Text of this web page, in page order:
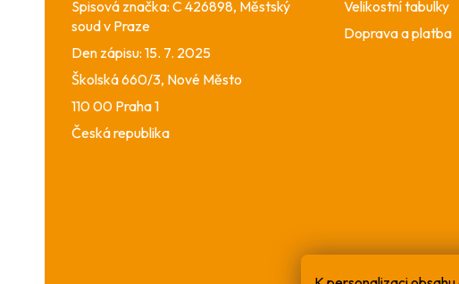
Spisová značka: C 426898, Městský
soud v Praze
Den zápisu: 15. 7. 2025
Školská 660/3, Nové Město
110 00 Praha 1
Česká republika
Velikostní tabulky
Doprava a platba